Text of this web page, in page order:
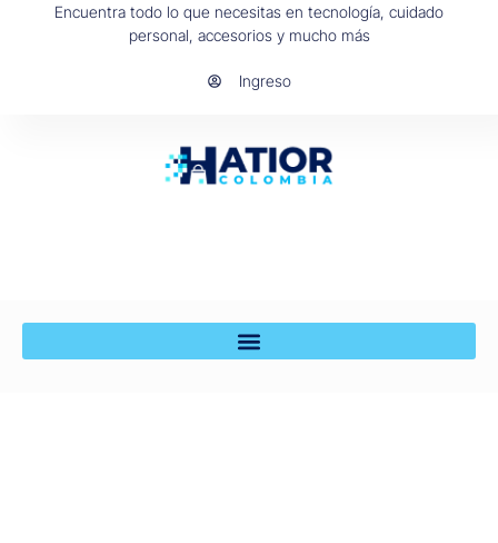
Encuentra todo lo que necesitas en tecnología, cuidado
personal, accesorios y mucho más
Ingreso